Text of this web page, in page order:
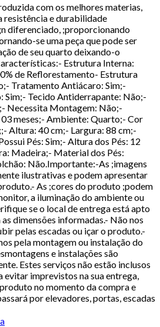
com os melhores materias,
e durabilidade
diferenciado, ;proporcionando
se uma peça que pode ser
de seu quarto deixando-o
Estrutura Interna:
de Reflorestamento- Estrutura
Tratamento Antiácaro: Sim;-
Tecido Antiderrapante: Não;-
Necessita Montagem: Não;-
meses;- Ambiente: Quarto;- Cor
Altura: 40 cm;- Largura: 88 cm;-
Pés: Sim;- Altura dos Pés: 12
Madeira;- Material dos Pés:
Não.Importante:-As ;imagens
ilustrativas e podem apresentar
As ;cores do produto ;podem
a iluminação do ambiente ou
se o local de entrega está apto
dimensões informadas.- Não nos
pelas escadas ou içar o produto.-
pela montagem ou instalação do
e instalações são
Estes serviços não estão inclusos
evitar imprevistos na sua entrega,
no momento da compra e
por elevadores, portas, escadas